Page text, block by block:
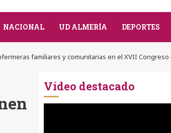
NACIONAL UD ALMERÍA DEPORTES
familiares y comunitarias en el XVII Congreso
Vídeo destacado